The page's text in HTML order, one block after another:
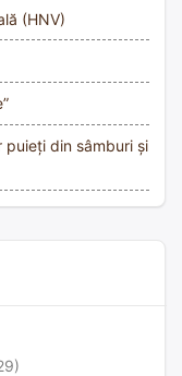
(HNV)
puieți din sâmburi și